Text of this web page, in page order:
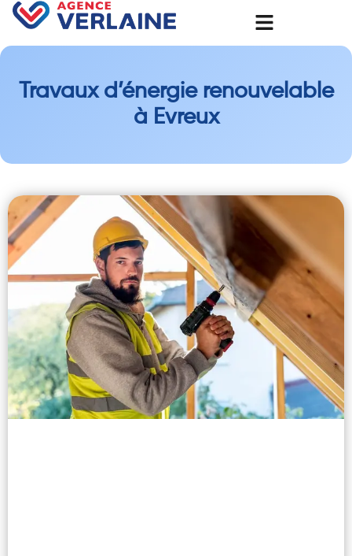
Travaux d’énergie renouvelable
à Evreux